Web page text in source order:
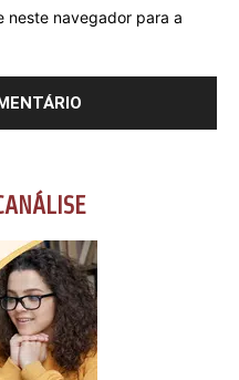
neste navegador para a